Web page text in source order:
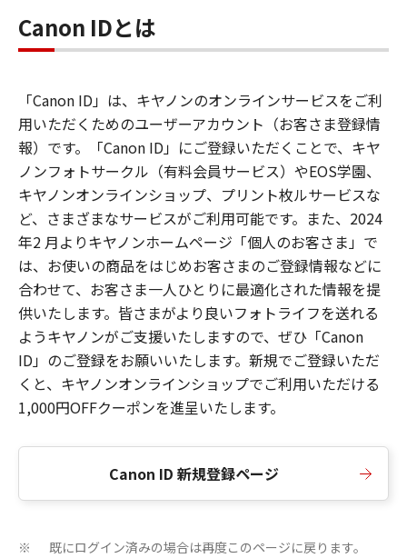
Canon IDとは
「Canon ID」は、キヤノンのオンラインサービスをご利
用いただくためのユーザーアカウント（お客さま登録情
報）です。「Canon ID」にご登録いただくことで、キヤ
ノンフォトサークル（有料会員サービス）やEOS学園、
キヤノンオンラインショップ、プリント枚ルサービスな
ど、さまざまなサービスがご利用可能です。また、2024
年2 月よりキヤノンホームページ「個人のお客さま」で
は、お使いの商品をはじめお客さまのご登録情報などに
合わせて、お客さま一人ひとりに最適化された情報を提
供いたします。皆さまがより良いフォトライフを送れる
ようキヤノンがご支援いたしますので、ぜひ「Canon
ID」のご登録をお願いいたします。新規でご登録いただ
くと、キヤノンオンラインショップでご利用いただける
1,000円OFFクーポンを進呈いたします。
Canon ID 新規登録ページ
※ 既にログイン済みの場合は再度このページに戻ります。